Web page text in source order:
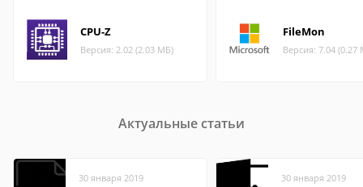
CPU-Z
Версия: 2.02 (2.03 МБ)
FileMon
Версия: 7.04 (0.27
Актуальные статьи
30 января 2019 30 января 2019